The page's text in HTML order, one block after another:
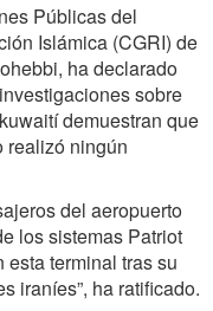
Públicas del
Islámica (CGRI) de
ha declarado
sobre
demuestran que
realizó ningún
del aeropuerto
los sistemas Patriot
terminal tras su
iraníes”, ha ratificado.